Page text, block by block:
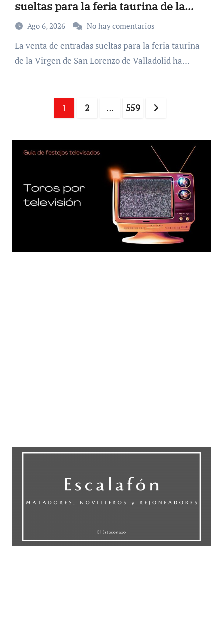
sueltas para la feria taurina de la
Virgen de San Lorenzo
Ago 6, 2026 No hay comentarios
La venta de entradas sueltas para la feria taurina
de la Virgen de San Lorenzo de Valladolid ha…
Paginación
entradas
1 2 … 559